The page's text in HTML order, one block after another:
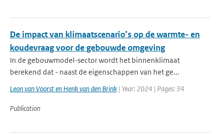
De impact van klimaatscenario’s op de warmte- en
koudevraag voor de gebouwde omgeving
In de gebouwmodel-sector wordt het binnenklimaat
berekend dat - naast de eigenschappen van het ge...
Leon van Voorst en Henk van den Brink | Year: 2024 | Pages: 34
Publication